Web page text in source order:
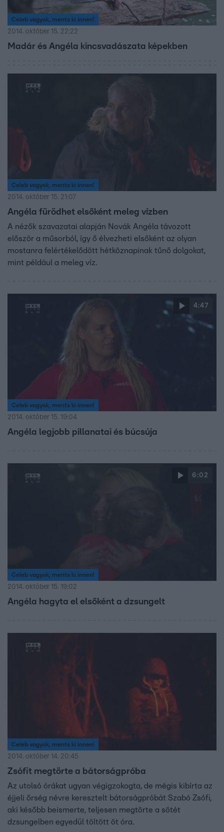
Celeb vagyok, ments ki innen!
2014. október 15. 22:22
Madár és Angéla kincsvadászata képekben
Celeb vagyok, ments ki innen!
2014. október 15. 21:07
Angéla fürödhet elsőként meleg vízben
A nézők szavazatai alapján Novák Angéla távozott
először a műsorból, így ő élvezheti elsőként az olyan
mostanra felértékelődött hétköznapinak tűnő dolgokat,
mint például a meleg víz.
4:47
Celeb vagyok, ments ki innen!
2014. október 15. 19:04
Angéla legjobb pillanatai és búcsúja
6:02
Celeb vagyok, ments ki innen!
2014. október 15. 19:02
Angéla hagyta el elsőként a dzsungelt
Celeb vagyok, ments ki innen!
2014. október 14. 20:45
Zsófit megtörte a bátorságpróba
Az utolsó órákat ugyan végigzokogta, de mégis kibírta az
éjjeli őrség névre keresztelt bátorságpróbát Szabó Zsófi,
aki később beismerte, teljesen megtörte a sötét
dzsungelben egyedül töltött öt óra.